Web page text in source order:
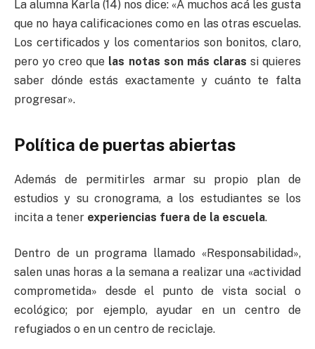
La alumna Karla (14) nos dice: «A muchos acá les gusta
que no haya calificaciones como en las otras escuelas.
Los certificados y los comentarios son bonitos, claro,
pero yo creo que las notas son más claras si quieres
saber dónde estás exactamente y cuánto te falta
progresar».
Política de puertas abiertas
Además de permitirles armar su propio plan de
estudios y su cronograma, a los estudiantes se los
incita a tener experiencias fuera de la escuela.
Dentro de un programa llamado «Responsabilidad»,
salen unas horas a la semana a realizar una «actividad
comprometida» desde el punto de vista social o
ecológico; por ejemplo, ayudar en un centro de
refugiados o en un centro de reciclaje.